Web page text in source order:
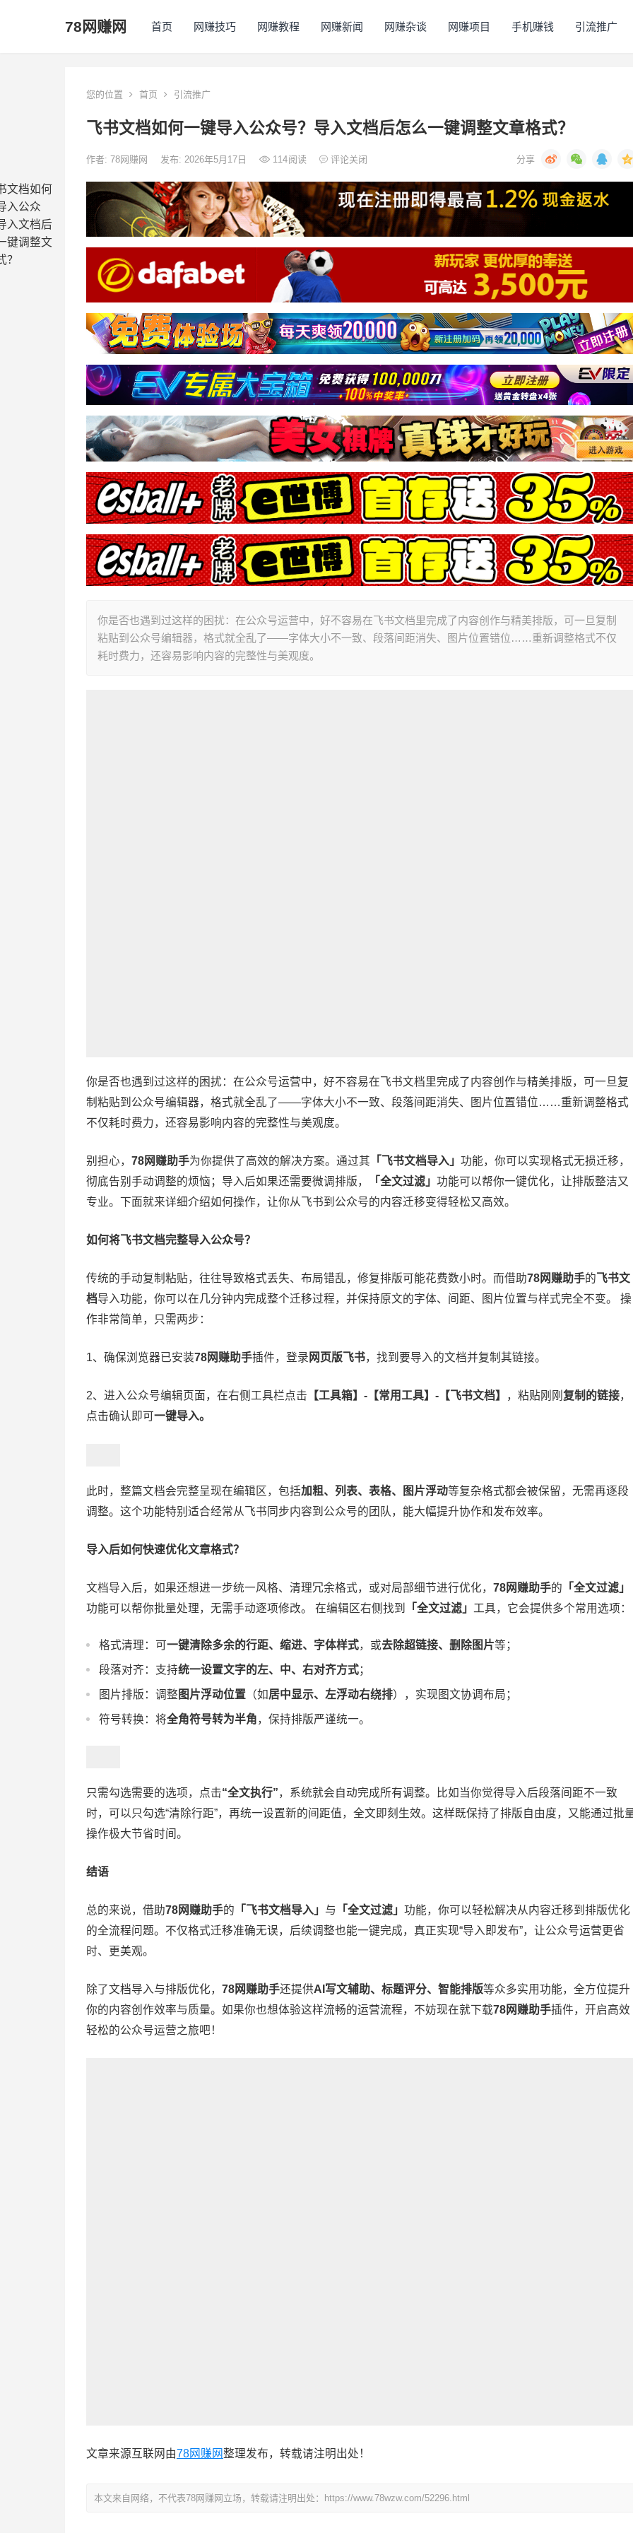
78网赚网 首页 网赚技巧 网赚教程 网赚新闻 网赚杂谈 网赚项目 手机赚钱 引流推广
您的位置 首页 引流推广
飞书文档如何一键导入公众号？导入文档后怎么一键调整文章格式？
作者: 78网赚网 发布: 2026年5月17日 114阅读 评论关闭
你是否也遇到过这样的困扰：在公众号运营中，好不容易在飞书文档里完成了内容创作与精美排版，可一旦复制
粘贴到公众号编辑器，格式就全乱了——字体大小不一致、段落间距消失、图片位置错位……重新调整格式不仅
耗时费力，还容易影响内容的完整性与美观度。
你是否也遇到过这样的困扰：在公众号运营中，好不容易在飞书文档里完成了内容创作与精美排版，可一旦复
制粘贴到公众号编辑器，格式就全乱了——字体大小不一致、段落间距消失、图片位置错位……重新调整格式
不仅耗时费力，还容易影响内容的完整性与美观度。
别担心， 78网赚助手为你提供了高效的解决方案。通过其 「飞书文档导入」 功能，你可以实现格式无损迁移，
彻底告别手动调整的烦恼；导入后如果还需要微调排版，
「全文过滤」 功能可以帮你一键优化，让排版整洁又
专业。下面就来详细介绍如何操作，让你从飞书到公众号的内容迁移变得轻松又高效。
如何将飞书文档完整导入公众号？
传统的手动复制粘贴，往往导致格式丢失、布局错乱，修复排版可能花费数小时。而借助78网赚助手的飞书文
档导入功能，你可以在几分钟内完成整个迁移过程，并保持原文的字体、间距、图片位置与样式完全不变。 操
作非常简单，只需两步：
1、确保浏览器已安装78网赚助手插件，登录 网页版飞书，找到要导入的文档并复制其链接。
2、进入公众号编辑页面，在右侧工具栏点击 【工具箱】-【常用工具】-【飞书文档】 ，粘贴刚刚 复制的链接，
点击确认即可一键导入。
此时，整篇文档会完整呈现在编辑区，包括加粗、列表、表格、图片浮动等复杂格式都会被保留，无需再逐段
调整。这个功能特别适合经常从飞书同步内容到公众号的团队，能大幅提升协作和发布效率。
导入后如何快速优化文章格式？
文档导入后，如果还想进一步统一风格、清理冗余格式，或对局部细节进行优化， 78网赚助手的 「全文过滤」
功能可以帮你批量处理，无需手动逐项修改。 在编辑区右侧找到
「全文过滤」 工具，它会提供多个常用选项：
格式清理：可一键清除多余的行距、缩进、字体样式，或去除超链接、删除图片等；
段落对齐：支持统一设置文字的左、中、右对齐方式；
图片排版：调整 图片浮动位置 （如居中显示、左浮动右绕排），实现图文协调布局；
符号转换：将全角符号转为半角，保持排版严谨统一。
只需勾选需要的选项，点击“全文执行”，系统就会自动完成所有调整。比如当你觉得导入后段落间距不一致
时，可以只勾选“清除行距”，再统一设置新的间距值，全文即刻生效。这样既保持了排版自由度，又能通过批
操作极大节省时间。
结语
总的来说，借助78网赚助手的 「飞书文档导入」 与 「全文过滤」 功能，你可以轻松解决从内容迁移到排版优化
的全流程问题。不仅格式迁移准确无误，后续调整也能一键完成，真正实现“导入即发布”，让公众号运营更省
时、更美观。
除了文档导入与排版优化， 78网赚助手还提供AI写文辅助、标题评分、智能排版等众多实用功能，全方位提升
你的内容创作效率与质量。如果你也想体验这样流畅的运营流程，不妨现在就下载78网赚助手插件，开启高效
轻松的公众号运营之旅吧！
文章来源互联网由78网赚网整理发布，转载请注明出处！
本文来自网络，不代表78网赚网立场，转载请注明出处：https://www.78wzw.com/52296.html